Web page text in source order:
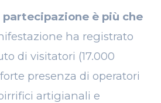
è più che
ha registrato
di visitatori (17.000
presenza di operatori
artigianali e